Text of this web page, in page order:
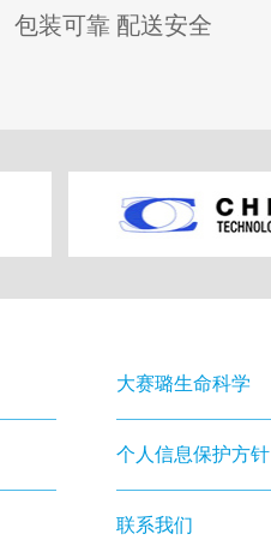
包装可靠 配送安全
大赛璐生命科学
个人信息保护方针
联系我们